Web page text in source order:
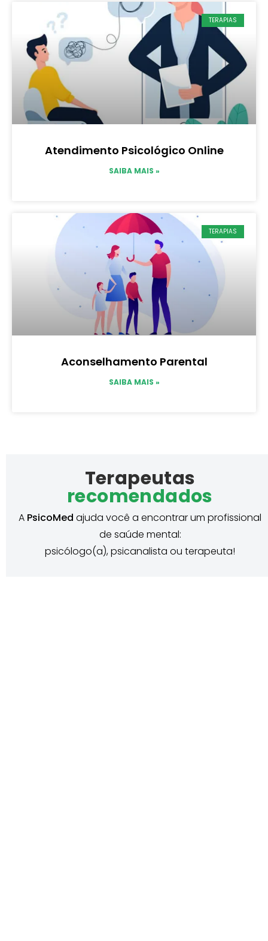
TERAPIAS
Atendimento Psicológico Online
SAIBA MAIS »
TERAPIAS
Aconselhamento Parental
SAIBA MAIS »
Terapeutas
recomendados
A PsicoMed ajuda você a encontrar um profissional
de saúde mental:
psicólogo(a), psicanalista ou terapeuta!